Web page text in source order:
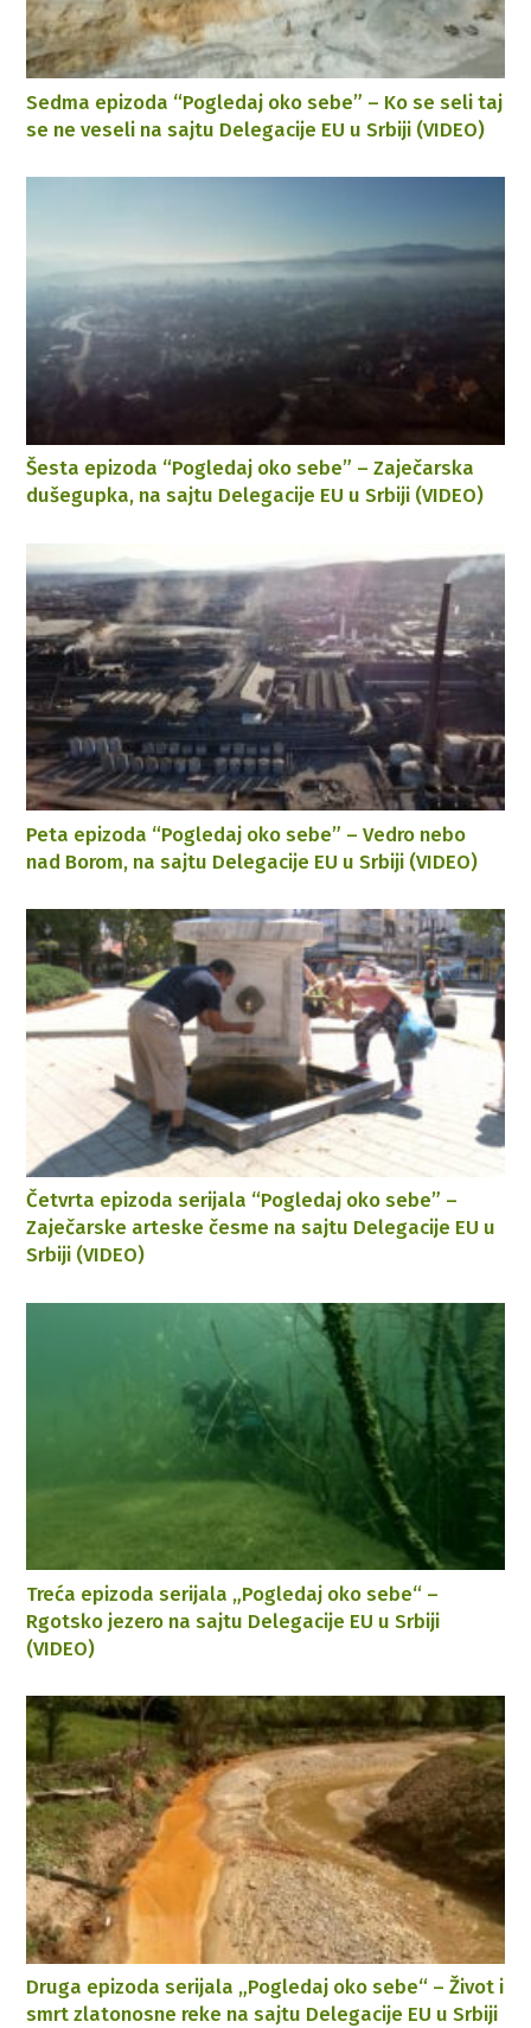
Sedma epizoda “Pogledaj oko sebe” – Ko se seli taj
se ne veseli na sajtu Delegacije EU u Srbiji (VIDEO)
Šesta epizoda “Pogledaj oko sebe” – Zaječarska
dušegupka, na sajtu Delegacije EU u Srbiji (VIDEO)
Peta epizoda “Pogledaj oko sebe” – Vedro nebo
nad Borom, na sajtu Delegacije EU u Srbiji (VIDEO)
Četvrta epizoda serijala “Pogledaj oko sebe” –
Zaječarske arteske česme na sajtu Delegacije EU u
Srbiji (VIDEO)
Treća epizoda serijala „Pogledaj oko sebe“ –
Rgotsko jezero na sajtu Delegacije EU u Srbiji
(VIDEO)
Druga epizoda serijala „Pogledaj oko sebe“ – Život i
smrt zlatonosne reke na sajtu Delegacije EU u Srbiji